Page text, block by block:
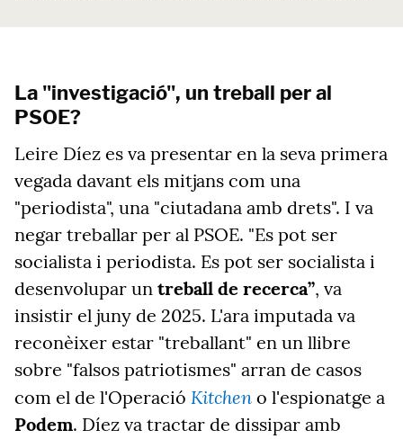
La "investigació", un treball per al
PSOE?
Leire Díez es va presentar en la seva primera
vegada davant els mitjans com una
"periodista", una "ciutadana amb drets". I va
negar treballar per al PSOE. "Es pot ser
socialista i periodista. Es pot ser socialista i
desenvolupar un treball de recerca”, va
insistir el juny de 2025. L'ara imputada va
reconèixer estar "treballant" en un llibre
sobre "falsos patriotismes" arran de casos
com el de l'Operació Kitchen o l'espionatge a
Podem. Díez va tractar de dissipar amb